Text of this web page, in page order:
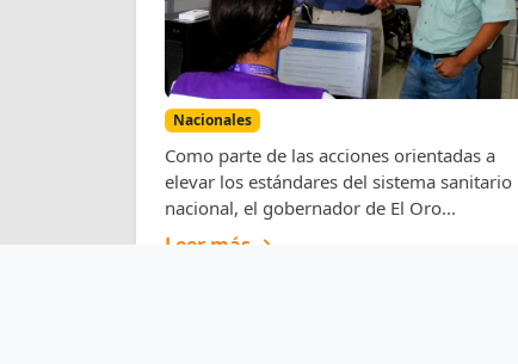
Nacionales
Como parte de las acciones orientadas a
elevar los estándares del sistema sanitario
nacional, el gobernador de El Oro...
Leer más →